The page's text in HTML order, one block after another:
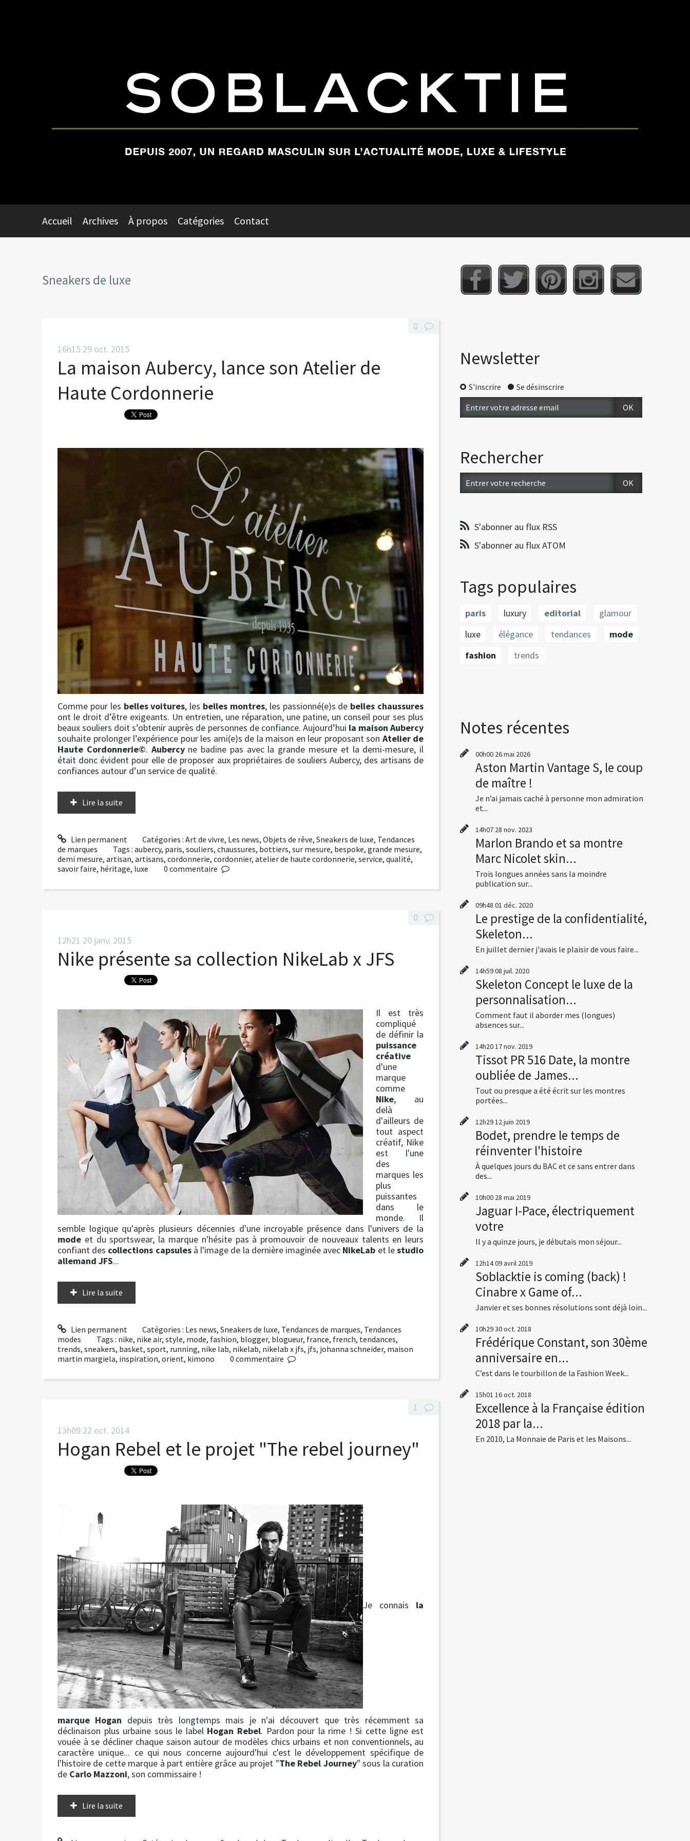
Accueil Archives À propos Catégories Contact
Sneakers de luxe
16h15 29 oct. 2015
La maison Aubercy, lance son Atelier de
Haute Cordonnerie
Comme pour les belles voitures, les belles montres, les passionné(e)s de belles chaussures
ont le droit d’être exigeants. Un entretien, une réparation, une patine, un conseil pour ses plus
beaux souliers doit s’obtenir auprès de personnes de confiance. Aujourd’hui la maison Aubercy
souhaite prolonger l’expérience pour les ami(e)s de la maison en leur proposant son Atelier de
Haute Cordonnerie©. Aubercyne badine pas avec la grande mesure et la demi-mesure, il
était donc évident pour elle de proposer aux propriétaires de souliers Aubercy, des artisans de
confiances autour d’un service de qualité.
Lire la suite
Lien permanent Catégories :Art de vivre, Les news,Objets de rêve,Sneakers de luxe, Tendances
de marques
Tags : aubercy, paris, souliers, chaussures, bottiers, sur mesure, bespoke, grande mesure,
demi mesure, artisan, artisans, cordonnerie, cordonnier, atelier de haute cordonnerie, service, qualité,
savoir faire, héritage, luxe
0
0 commentaire
12h21 20 janv. 2015
Nike présente sa collection NikeLab x JFS
Il est très
compliqué
de définir la
puissance
créative
d'une
marque
comme
Nike, au
delà
d'ailleurs de
tout aspect
créatif, Nike
est l'une
des
marques les
plus
puissantes
dans le
monde. Il
semble logique qu'après plusieurs décennies d'une incroyable présence dans l'univers de la
mode et du sportswear, la marque n'hésite pas à promouvoir de nouveaux talents en leurs
confiant des collections capsulesà l'image de la dernière imaginée avec NikeLab et lestudio
allemand JFS...
Lire la suite
Lien permanent Catégories : Les news,Sneakers de luxe, Tendances de marques, Tendances
modes
Tags : nike, nike air, style, mode, fashion, blogger, blogueur, france, french, tendances,
trends, sneakers, basket, sport, running, nike lab, nikelab, nikelab x jfs, jfs, johanna schneider, maison
martin margiela, inspiration, orient, kimono
0
0 commentaire
13h09 22 oct. 2014
Hogan Rebel et le projet "The rebel journey"
Je connais la
marque Hogan depuis très longtemps mais je n'ai découvert que très récemment sa
déclinaison plus urbaine sous le label Hogan Rebel. Pardon pour la rime ! Si cette ligne est
vouée à se décliner chaque saison autour de modèles chics urbains et non conventionnels, au
caractère unique... ce qui nous concerne aujourd'hui c'est le développement spécifique de
l'histoire de cette marque à part entière grâce au projet "The Rebel Journey" sous la curation
de Carlo Mazzoni, son commissaire !
Lire la suite
1
Newsletter
S'inscrire Se désinscrire
Rechercher
S'abonner au flux RSS
S'abonner au flux ATOM
Tags populaires
paris luxury editorial
glamour
luxe
élégance tendances
mode
fashion
trends
Notes récentes
00h00 26mai 2026
Aston Martin Vantage S, le coup
de maître !
Je n’ai jamais caché à personne mon admiration
et...
14h07 28 nov. 2023
Marlon Brando et sa montre
Marc Nicolet skin...
Trois longues années sans la moindre
publication sur...
09h48 01 déc. 2020
Le prestige de la confidentialité,
Skeleton...
En juillet dernier j'avais le plaisir de vous faire...
14h5908 juil. 2020
Skeleton Concept le luxe de la
personnalisation...
Comment faut il aborder mes (longues)
absences sur...
14h2017nov. 2019
Tissot PR 516 Date, la montre
oubliée de James...
Tout ou presque a été écrit sur les montres
portées...
12h2912juin 2019
Bodet, prendre le temps de
réinventer l'histoire
À quelques jours du BAC et ce sans entrer dans
des...
10h00 28 mai 2019
Jaguar I-Pace, électriquement
votre
Il y a quinze jours, je débutais mon séjour...
12h1409avril 2019
Soblacktie is coming (back) !
Cinabre x Game of...
Janvier et ses bonnes résolutions sont déjà loin...
10h2930oct. 2018
Frédérique Constant, son 30ème
anniversaire en...
C’est dans le tourbillon de la Fashion Week...
15h01 16oct. 2018
Excellence à la Française édition
2018 par la...
En 2010, La Monnaie de Paris et les Maisons...